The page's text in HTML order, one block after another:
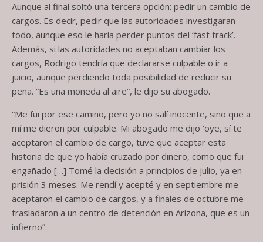
Aunque al final soltó una tercera opción: pedir un cambio de
cargos. Es decir, pedir que las autoridades investigaran
todo, aunque eso le haría perder puntos del ‘fast track’.
Además, si las autoridades no aceptaban cambiar los
cargos, Rodrigo tendría que declararse culpable o ir a
juicio, aunque perdiendo toda posibilidad de reducir su
pena. “Es una moneda al aire”, le dijo su abogado.
“Me fui por ese camino, pero yo no salí inocente, sino que a
mí me dieron por culpable. Mi abogado me dijo ‘oye, sí te
aceptaron el cambio de cargo, tuve que aceptar esta
historia de que yo había cruzado por dinero, como que fui
engañado […] Tomé la decisión a principios de julio, ya en
prisión 3 meses. Me rendí y acepté y en septiembre me
aceptaron el cambio de cargos, y a finales de octubre me
trasladaron a un centro de detención en Arizona, que es un
infierno”.